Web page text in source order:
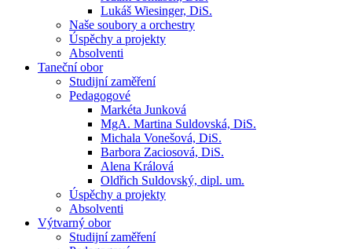
Lukáš Wiesinger, DiS.
Naše soubory a orchestry
Úspěchy a projekty
Absolventi
Taneční obor
Studijní zaměření
Pedagogové
Markéta Junková
MgA. Martina Suldovská, DiS.
Michala Vonešová, DiS.
Barbora Zaciosová, DiS.
Alena Králová
Oldřich Suldovský, dipl. um.
Úspěchy a projekty
Absolventi
Výtvarný obor
Studijní zaměření